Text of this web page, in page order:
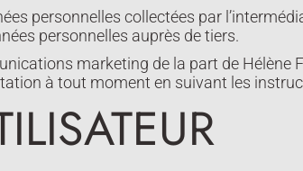
personnelles collectées par
personnelles auprès de tiers.
marketing de la part de Hélène
à tout moment en suivant les